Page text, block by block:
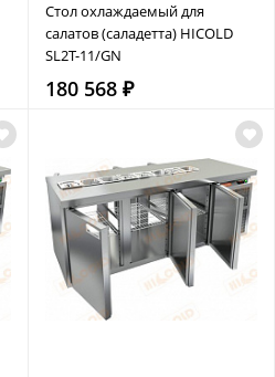
Стол охлаждаемый для
салатов (саладетта) HICOLD
SL2T-11/GN
180 568 ₽